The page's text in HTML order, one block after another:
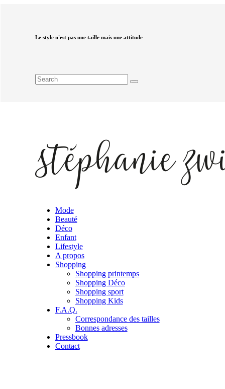
Le style n'est pas une taille mais une attitude
Mode
Beauté
Déco
Enfant
Lifestyle
A propos
Shopping
Shopping printemps
Shopping Déco
Shopping sport
Shopping Kids
F.A.Q.
Correspondance des tailles
Bonnes adresses
Pressbook
Contact